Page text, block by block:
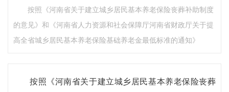
按照《河南省关于建立城乡居民基本养老保险丧葬补助制度
的意见》和《河南省人力资源和社会保障厅河南省财政厅关于提
高全省城乡居民基本养老保险基础养老金最低标准的通知》
按照《河南省关于建立城乡居民基本养老保险丧葬